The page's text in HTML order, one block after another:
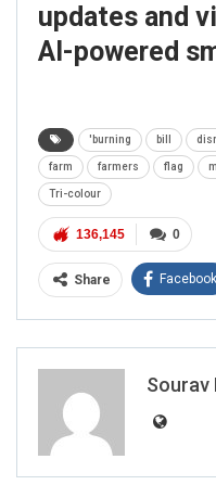
updates and
AI-powered
'burning bill
farm farmers flag
Tri-colour
0
136,145
Share Facebook
Sourav